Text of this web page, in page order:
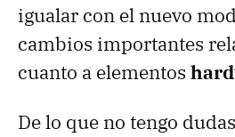
igualar con el nuevo
cambios importantes
cuanto a elementos
De lo que no tengo